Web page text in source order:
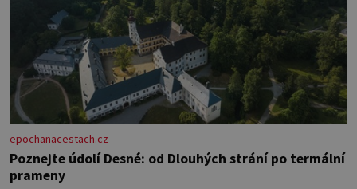
epochanacestach.cz
Poznejte údolí Desné: od Dlouhých strání po termální
prameny